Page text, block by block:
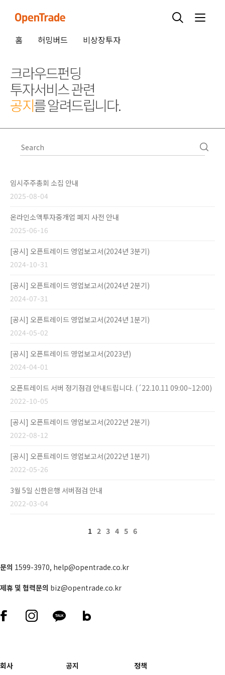
홈 허밍버드 비상장투자
크라우드펀딩
투자서비스 관련
공지를 알려드립니다.
임시주주총회 소집 안내
2025-08-04
온라인소액투자중개업 폐지 사전 안내
2025-06-16
[공시] 오픈트레이드 영업보고서(2024년 3분기)
2024-10-31
[공시] 오픈트레이드 영업보고서(2024년 2분기)
2024-07-31
[공시] 오픈트레이드 영업보고서(2024년 1분기)
2024-05-02
[공시] 오픈트레이드 영업보고서(2023년)
2024-04-01
오픈트레이드 서버 정기점검 안내드립니다. (´22.10.11 09:00~12:00)
2022-10-05
[공시] 오픈트레이드 영업보고서(2022년 2분기)
2022-08-12
[공시] 오픈트레이드 영업보고서(2022년 1분기)
2022-05-26
3월 5일 신한은행 서버점검 안내
2022-03-04
1 2 3 4 5 6
문의 1599-3970, help@opentrade.co.kr
제휴 및 협력문의 biz@opentrade.co.kr
회사 공지 정책